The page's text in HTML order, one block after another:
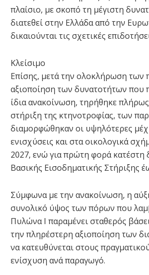
πλαίσιο, με σκοπό τη μέγιστη
διατεθεί στην Ελλάδα από την
δικαιούνται τις σχετικές
Κλείσιμο
Επίσης, μετά την ολοκλήρωση
αξιοποίηση των δυνατοτήτων που
ίδια ανακοίνωση, τηρήθηκε
στήριξη της κτηνοτροφίας, των
διαμορφώθηκαν οι υψηλότερες
ενισχύσεις και στα οικολογικά
2027, ενώ για πρώτη φορά κατέστη
Βασικής Εισοδηματικής Στήριξης
Σύμφωνα με την ανακοίνωση, η
συνολικό ύψος των πόρων που
Πυλώνα Ι παραμένει σταθερός
την πληρέστερη αξιοποίηση των
να κατευθύνεται στους
ενίσχυση ανά παραγωγό.